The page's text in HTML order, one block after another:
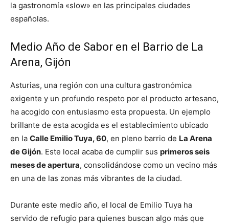
la gastronomía «slow» en las principales ciudades
españolas.
Medio Año de Sabor en el Barrio de La
Arena, Gijón
Asturias, una región con una cultura gastronómica
exigente y un profundo respeto por el producto artesano,
ha acogido con entusiasmo esta propuesta. Un ejemplo
brillante de esta acogida es el establecimiento ubicado
en la Calle Emilio Tuya, 60, en pleno barrio de La Arena
de Gijón. Este local acaba de cumplir sus primeros seis
meses de apertura, consolidándose como un vecino más
en una de las zonas más vibrantes de la ciudad.
Durante este medio año, el local de Emilio Tuya ha
servido de refugio para quienes buscan algo más que